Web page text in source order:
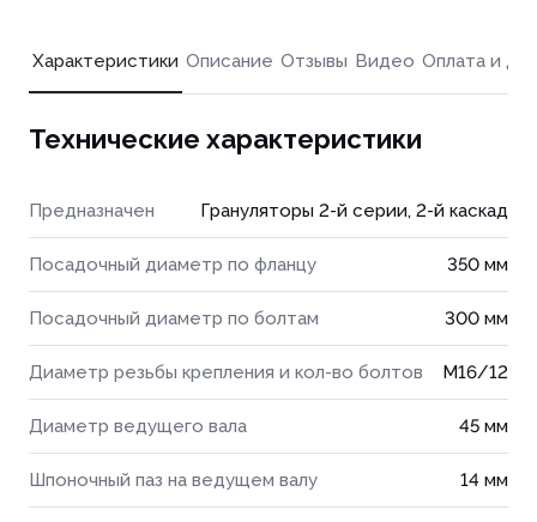
Характеристики Описание Отзывы Видео Оплата и
Технические характеристики
Предназначен Грануляторы 2-й серии, 2-й каскад
Посадочный диаметр по фланцу 350 мм
Посадочный диаметр по болтам 300 мм
Диаметр резьбы крепления и кол-во болтов М16/12
Диаметр ведущего вала 45 мм
Шпоночный паз на ведущем валу 14 мм